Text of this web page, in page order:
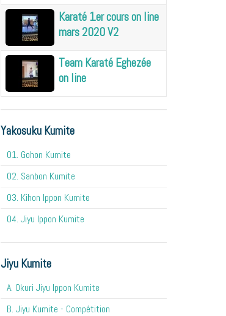
Karaté 1er cours on line
mars 2020 V2
Team Karaté Eghezée
on line
Yakosuku Kumite
01. Gohon Kumite
02. Sanbon Kumite
03. Kihon Ippon Kumite
04. Jiyu Ippon Kumite
Jiyu Kumite
A. Okuri Jiyu Ippon Kumite
B. Jiyu Kumite - Compétition